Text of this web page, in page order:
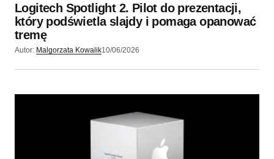
Logitech Spotlight 2. Pilot do prezentacji,
który podświetla slajdy i pomaga opanować
tremę
Autor: Malgorzata Kowalik10/06/2026